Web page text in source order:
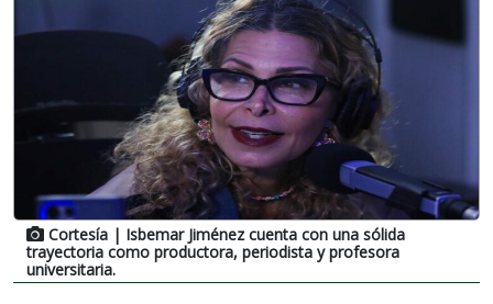
Cortesía | Isbemar Jiménez cuenta con una sólida
trayectoria como productora, periodista y profesora
universitaria.